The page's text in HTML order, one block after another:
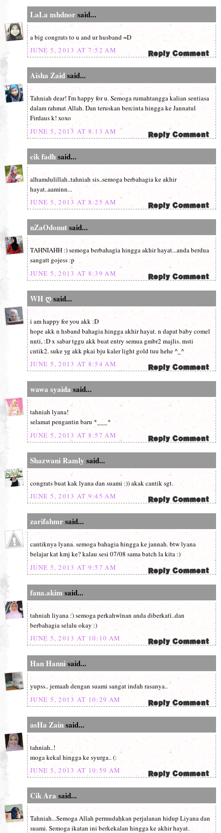
LaLa mhdnorsaid...
a big congrats to u and ur husband =D
JUNE 5, 2013 AT 7:52 AM
Aisha Zaidsaid...
Tahniah dear! I'm happy for u. Semoga rumahtangga kalian sentiasa
dalam rahmat Allah. Dan teruskan bercinta hingga ke Jannatul
Firdaus k! xoxo
JUNE 5, 2013 AT 8:13 AM
cik fadhsaid...
alhamdulillah..tahniah sis..semoga berbahagia ke akhir
hayat..aaminn...
JUNE 5, 2013 AT 8:25 AM
nZaOdonutsaid...
TAHNIAHH :) semoga berbahagia hingga akhir hayat...anda berdua
sangatt gojess :p
JUNE 5, 2013 AT 8:39 AM
WH ღsaid...
i am happy for you akk :D
hope akk n hsband bahagia hingga akhir hayat. n dapat baby comel
nnti, :D x sabar tggu akk buat entry semua gmbr2 majlis. msti
cntik2. suke yg akk pkai bju kaler light gold tuu hehe ^_^
JUNE 5, 2013 AT 8:54 AM
wawa syaida said...
tahniah lyana!
selamat pengantin baru *___*
JUNE 5, 2013 AT 8:57 AM
Shazwani Ramly said...
congrats buat kak lyana dan suami :)) akak cantik sgt.
JUNE 5, 2013 AT 9:45 AM
zarifahmrsaid...
cantiknya lyana. semoga bahagia hingga ke jannah. btw lyana
belajar kat kmj ke? kalau sesi 07/08 sama batch la kita :)
JUNE 5, 2013 AT 9:57 AM
fana.akim said...
tahniah liyana :) semoga perkahwinan anda diberkati..dan
berbahagia selalu okay :)
JUNE 5, 2013 AT 10:10 AM
Han Hannisaid...
yupss.. jemaah dengan suami sangat indah rasanya..
JUNE 5, 2013 AT 10:29 AM
asHa Zainsaid...
tahniah..!
moga kekal hingga ke syurga.. (:
JUNE 5, 2013 AT 10:59 AM
Cik Ara said...
Tahniah...Semoga Allah permudahkan perjalanan hidup Liyana dan
suami. Semoga ikatan ini berkekalan hingga ke akhir hayat.